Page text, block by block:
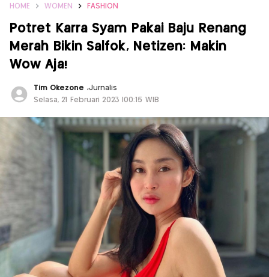
HOME WOMEN FASHION
Potret Karra Syam Pakai Baju Renang
Merah Bikin Salfok, Netizen: Makin
Wow Aja!
Tim Okezone ,Jurnalis
Selasa, 21 Februari 2023 |00:15 WIB